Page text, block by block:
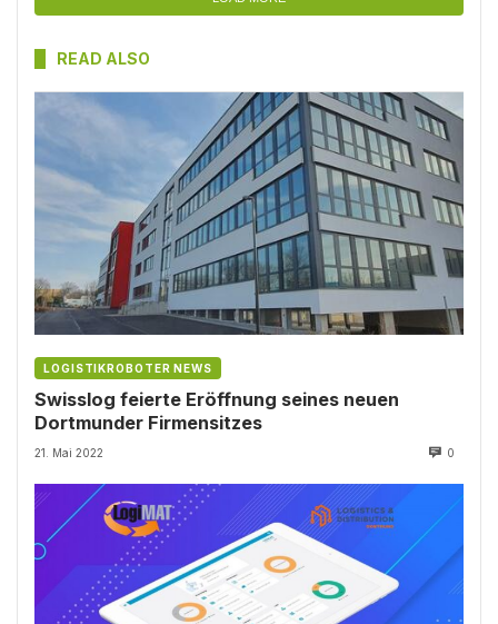
READ ALSO
LOGISTIKROBOTER NEWS
Swisslog feierte Eröffnung seines neuen
Dortmunder Firmensitzes
21. Mai 2022 0